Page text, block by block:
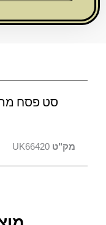
עור
מק"ט UK66420